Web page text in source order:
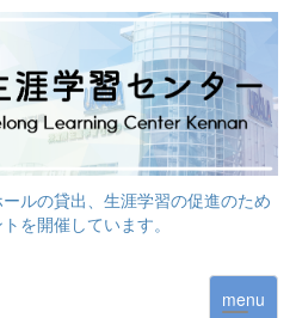
ルの貸出、生涯学習の促進のため
を開催しています。
menu